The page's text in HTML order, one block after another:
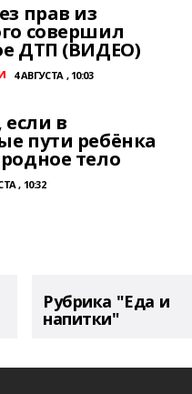
прав из
совершил
ДТП (ВИДЕО)
4 АВГУСТА , 10:03
в
пути ребёнка
тело
, 10:32
Рубрика "Еда и
напитки"